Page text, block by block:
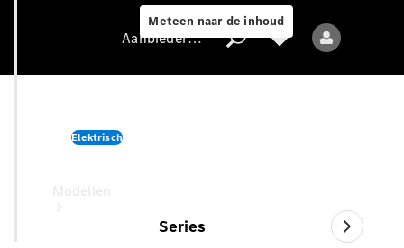
Meteen naar de inhoud
Aanbieder / Gegevensbescherming
Elektrisch
Series